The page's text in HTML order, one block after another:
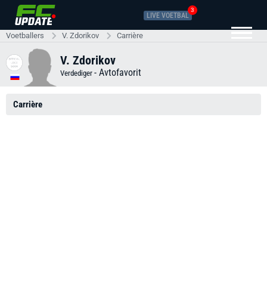
LIVE VOETBAL
3
Voetballers V. Zdorikov Carrière
V. Zdorikov
Verdediger - Avtofavorit
Carrière